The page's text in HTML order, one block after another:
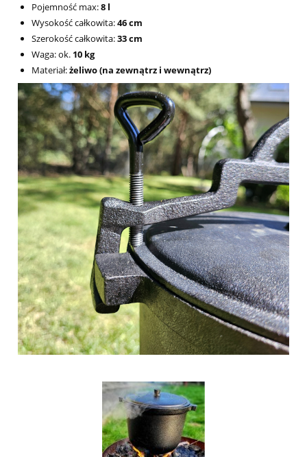
Pojemność max:8 l
Wysokość całkowita:46 cm
Szerokość całkowita:33 cm
Waga: ok. 10 kg
Materiał:żeliwo (na zewnątrz i wewnątrz)